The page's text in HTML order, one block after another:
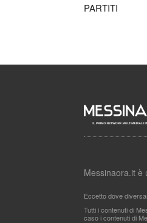
PARTITI
Messinaora.it è
Eccetto dove
Tutti i contenuti di
caso i contenuti di